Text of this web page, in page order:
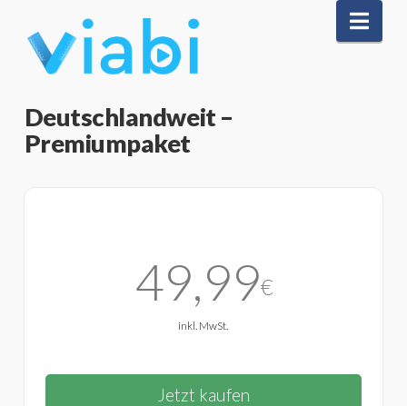
Deutschlandweit –
Premiumpaket
49,99€
inkl. MwSt.
Jetzt kaufen